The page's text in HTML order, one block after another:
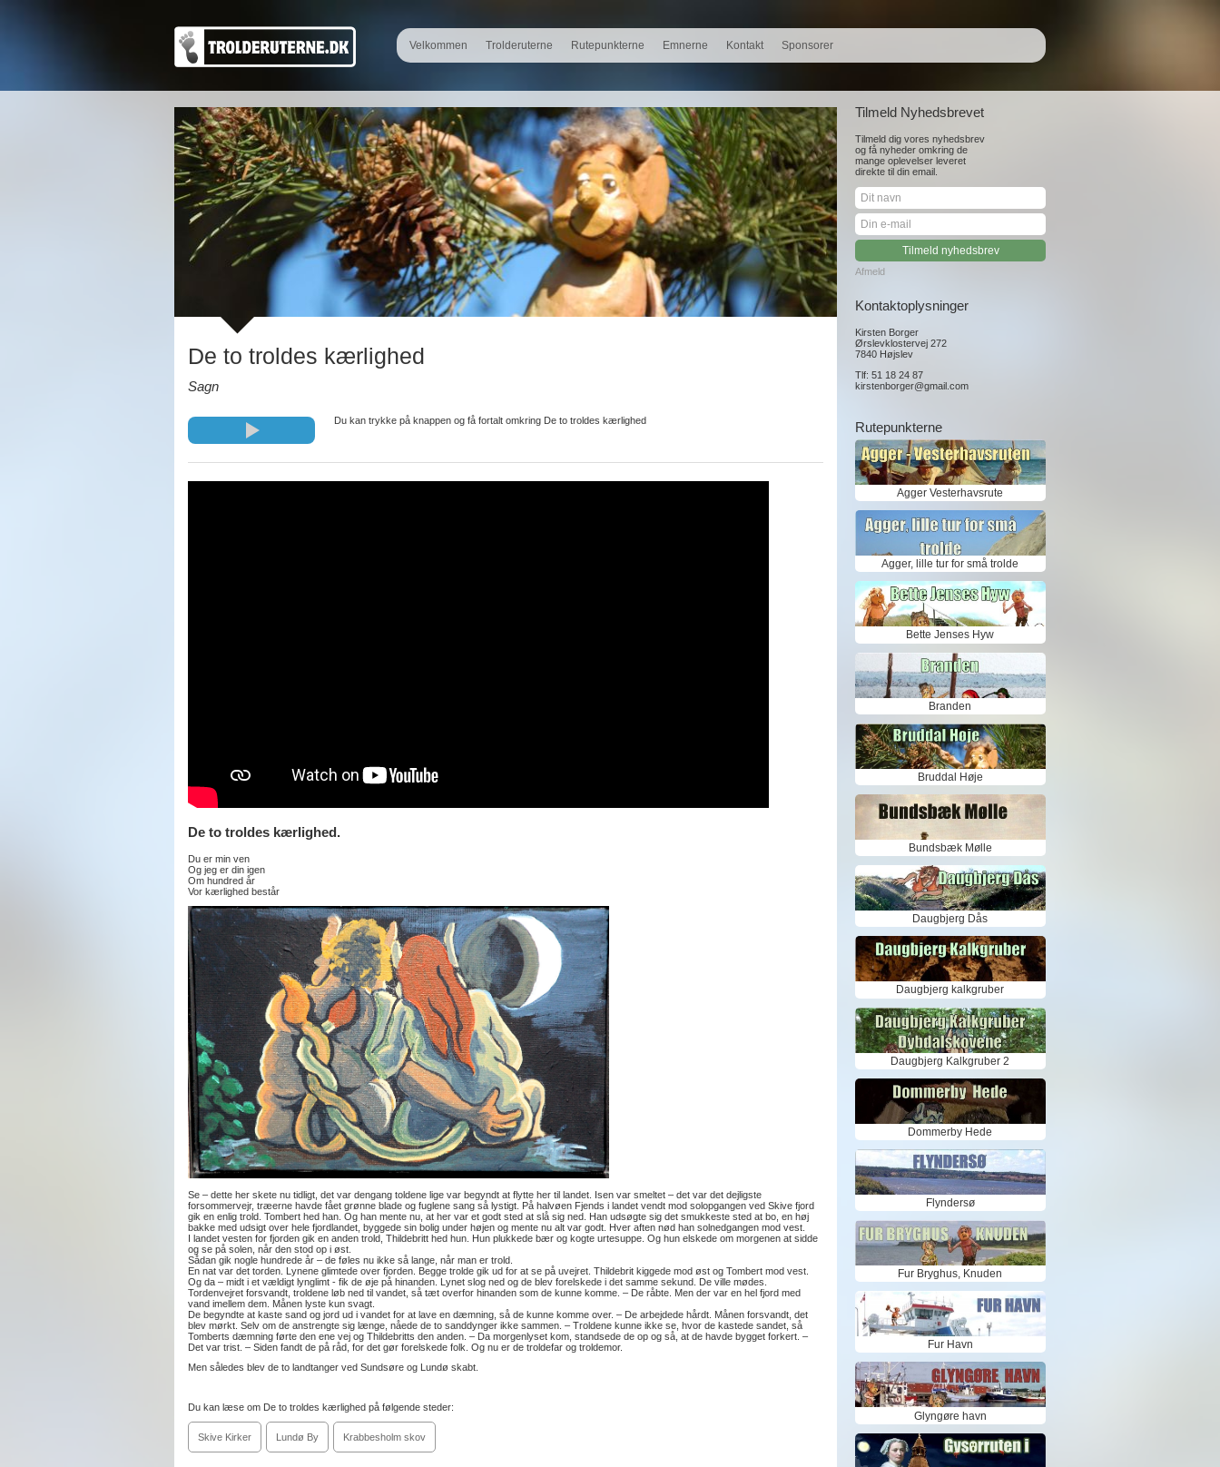
De to troldes kærlighed
Sagn
Du kan trykke på knappen og få fortalt omkring De to troldes kærlighed
De to troldes kærlighed.
Du er min ven
Og jeg er din igen
Om hundred år
Vor kærlighed består
Se – dette her skete nu tidligt, det var dengang toldene lige var begyndt at flytte her til landet. Isen var smeltet – det var det dejligste
forsommervejr, træerne havde fået grønne blade og fuglene sang så lystigt. På halvøen Fjends i landet vendt mod solopgangen ved Skive fjord
gik en enlig trold. Tombert hed han. Og han mente nu, at her var et godt sted at slå sig ned. Han udsøgte sig det smukkeste sted at bo, en høj
bakke med udsigt over hele fjordlandet, byggede sin bolig under højen og mente nu alt var godt. Hver aften nød han solnedgangen mod vest.
I landet vesten for fjorden gik en anden trold, Thildebritt hed hun. Hun plukkede bær og kogte urtesuppe. Og hun elskede om morgenen at sidde
og se på solen, når den stod op i øst.
Sådan gik nogle hundrede år – de føles nu ikke så lange, når man er trold.
En nat var det torden. Lynene glimtede over fjorden. Begge trolde gik ud for at se på uvejret. Thildebrit kiggede mod øst og Tombert mod vest.
Og da – midt i et vældigt lynglimt - fik de øje på hinanden. Lynet slog ned og de blev forelskede i det samme sekund. De ville mødes.
Tordenvejret forsvandt, troldene løb ned til vandet, så tæt overfor hinanden som de kunne komme. – De råbte. Men der var en hel fjord med
vand imellem dem. Månen lyste kun svagt.
De begyndte at kaste sand og jord ud i vandet for at lave en dæmning, så de kunne komme over. – De arbejdede hårdt. Månen forsvandt, det
blev mørkt. Selv om de anstrengte sig længe, nåede de to sanddynger ikke sammen. – Troldene kunne ikke se, hvor de kastede sandet, så
Tomberts dæmning førte den ene vej og Thildebritts den anden. – Da morgenlyset kom, standsede de op og så, at de havde bygget forkert. –
Det var trist. – Siden fandt de på råd, for det gør forelskede folk. Og nu er de troldefar og troldemor.
Men således blev de to landtanger ved Sundsøre og Lundø skabt.
Du kan læse om De to troldes kærlighed på følgende steder:
Skive Kirker Lundø By Krabbesholm skov
Velkommen Trolderuterne Rutepunkterne Emnerne Kontakt Sponsorer
Tilmeld Nyhedsbrevet
Tilmeld dig vores nyhedsbrev
og få nyheder omkring de
mange oplevelser leveret
direkte til din email.
Afmeld
Kontaktoplysninger
Kirsten Borger
Ørslevklostervej 272
7840 Højslev
Tlf: 51 18 24 87
kirstenborger@gmail.com
Rutepunkterne
Agger Vesterhavsrute
Agger, lille tur for små trolde
Bette Jenses Hyw
Branden
Bruddal Høje
Bundsbæk Mølle
Daugbjerg Dås
Daugbjerg kalkgruber
Daugbjerg Kalkgruber 2
Dommerby Hede
Flyndersø
Fur Bryghus, Knuden
Fur Havn
Glyngøre havn